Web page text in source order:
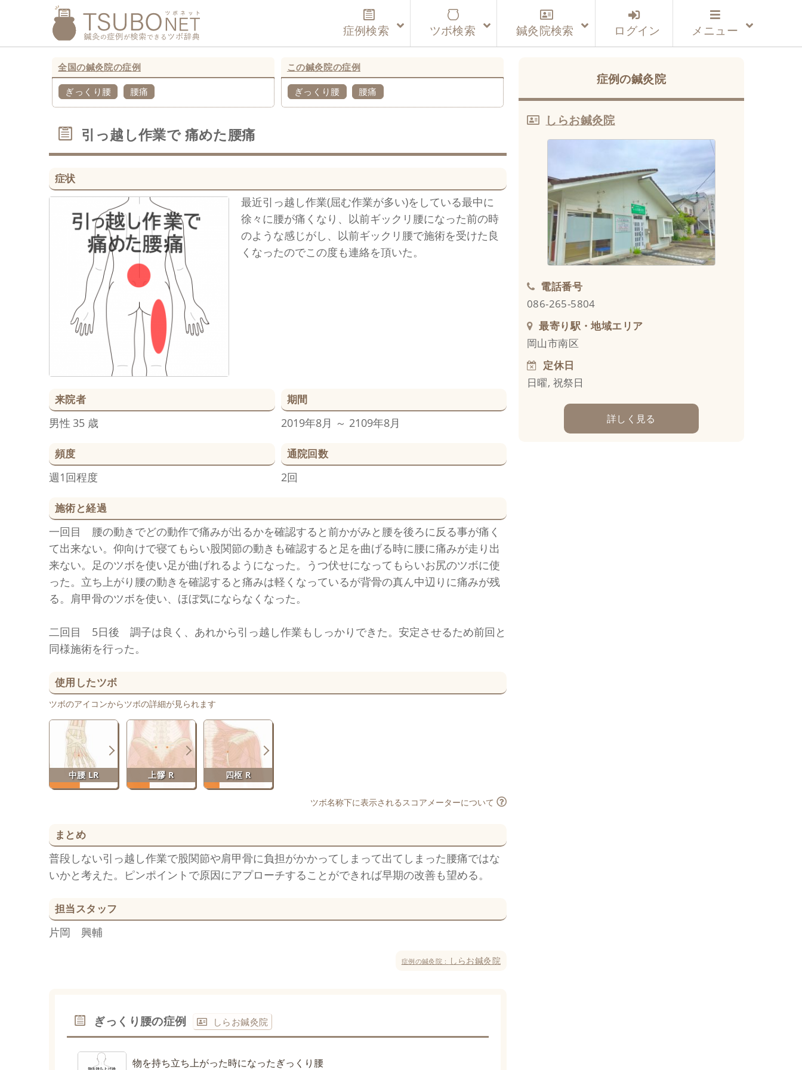
症例検索 ツボ検索 鍼灸院検索 ログイン メニュー
全国の鍼灸院の症例
ぎっくり腰 腰痛
この鍼灸院の症例
ぎっくり腰 腰痛
引っ越し作業で 痛めた腰痛
症状
最近引っ越し作業(屈む作業が多い)をしている最中に
徐々に腰が痛くなり、以前ギックリ腰になった前の時
のような感じがし、以前ギックリ腰で施術を受けた良
くなったのでこの度も連絡を頂いた。
来院者
男性 35 歳
期間
2019年8月 ～ 2109年8月
頻度
週1回程度
通院回数
2回
施術と経過
一回目 腰の動きでどの動作で痛みが出るかを確認すると前かがみと腰を後ろに反る事が痛く
て出来ない。仰向けで寝てもらい股関節の動きも確認すると足を曲げる時に腰に痛みが走り出
来ない。足のツボを使い足が曲げれるようになった。うつ伏せになってもらいお尻のツボに使
った。立ち上がり腰の動きを確認すると痛みは軽くなっているが背骨の真ん中辺りに痛みが残
る。肩甲骨のツボを使い、ほぼ気にならなくなった。
二回目 5日後 調子は良く、あれから引っ越し作業もしっかりできた。安定させるため前回と
同様施術を行った。
使用したツボ
ツボのアイコンからツボの詳細が見られます
中腰 LR 上髎 R 四枢 R
ツボ名称下に表示されるスコアメーターについて
まとめ
普段しない引っ越し作業で股関節や肩甲骨に負担がかかってしまって出てしまった腰痛ではな
いかと考えた。ピンポイントで原因にアプローチすることができれば早期の改善も望める。
担当スタッフ
片岡 興輔
症例の鍼灸院： しらお鍼灸院
ぎっくり腰の症例 しらお鍼灸院
物を持ち立ち上がった時になったぎっくり腰
症例の鍼灸院
しらお鍼灸院
電話番号
086-265-5804
最寄り駅・地域エリア
岡山市南区
定休日
日曜, 祝祭日
詳しく見る